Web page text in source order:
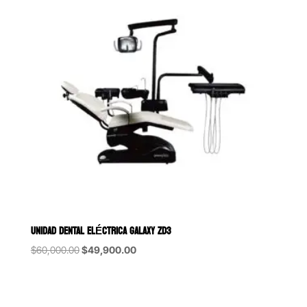
UNIDAD DENTAL ELÉCTRICA GALAXY ZD3
$60,000.00Original
$49,900.00Current